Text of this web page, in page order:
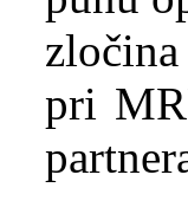
pri